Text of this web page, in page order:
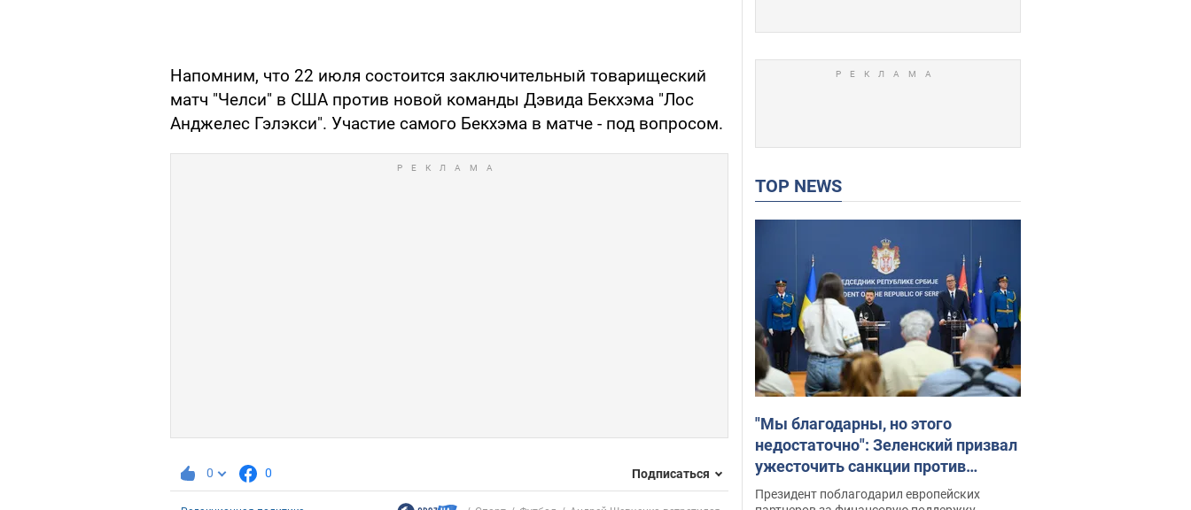
Напомним, что 22 июля состоится заключительный товарищеский
матч "Челси" в США против новой команды Дэвида Бекхэма "Лос
Анджелес Гэлэкси". Участие самого Бекхэма в матче - под вопросом.
0 0 Подписаться
TOP NEWS
"Мы благодарны, но этого
недостаточно": Зеленский призвал
ужесточить санкции против
России
Президент поблагодарил европейских